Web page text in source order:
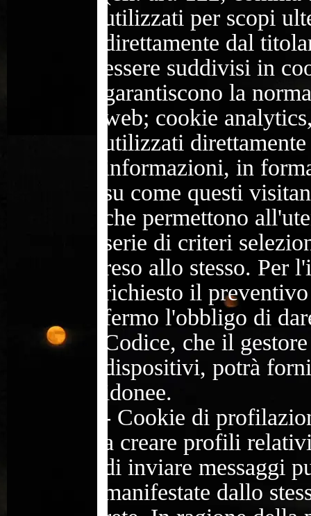
utilizzati per scopi
direttamente dal
essere suddivisi in
garantiscono la
web; cookie
utilizzati
informazioni, in
su come questi
che permettono
serie di criteri
reso allo stesso. Per
richiesto il
fermo l'obbligo di
Codice, che il
dispositivi, potrà
idonee.
- Cookie di
a creare profili
di inviare messaggi
manifestate dallo